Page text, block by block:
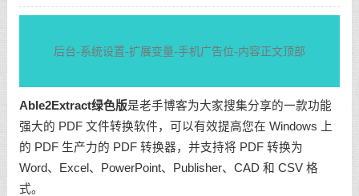
后台-系统设置-扩展变量-手机广告位-内容正文顶部
Able2Extract绿色版是老手博客为大家搜集分享的一款功能
强大的 PDF 文件转换软件，可以有效提高您在 Windows 上
的 PDF 生产力的 PDF 转换器，并支持将 PDF 转换为
Word、Excel、PowerPoint、Publisher、CAD 和 CSV 格
式。